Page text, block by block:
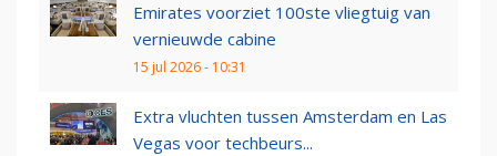
Emirates voorziet 100ste vliegtuig van
vernieuwde cabine
15 jul 2026 - 10:31
Extra vluchten tussen Amsterdam en Las
Vegas voor techbeurs...